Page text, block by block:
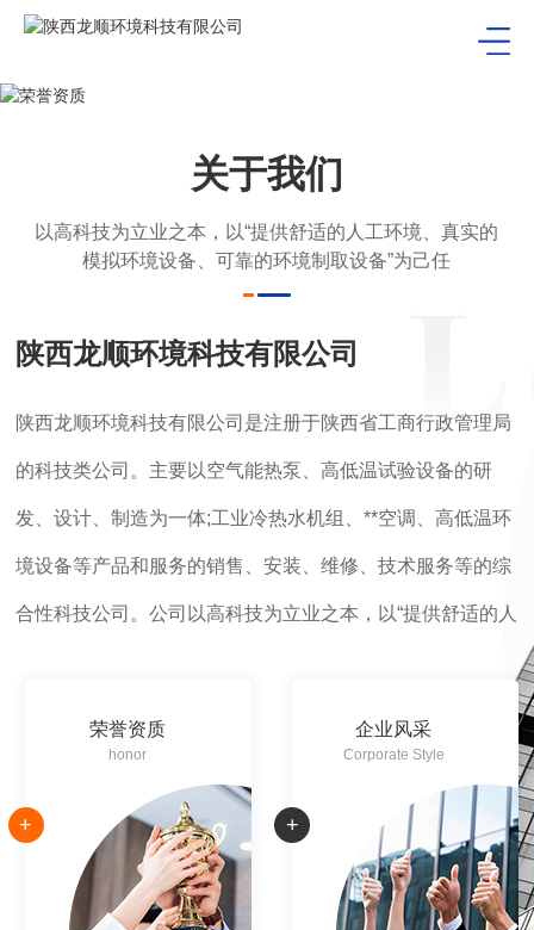
关于我们
以高科技为立业之本，以“提供舒适的人工环境、真实的
模拟环境设备、可靠的环境制取设备”为己任
陕西龙顺环境科技有限公司
陕西龙顺环境科技有限公司是注册于陕西省工商行政管理局
的科技类公司。主要以空气能热泵、高低温试验设备的研
发、设计、制造为一体;工业冷热水机组、**空调、高低温环
境设备等产品和服务的销售、安装、维修、技术服务等的综
合性科技公司。公司以高科技为立业之本，以“提供舒适的人
医药、化工、房地产、文旅等产业，提…
荣誉资质
honor
+
企业风采
Corporate Style
+